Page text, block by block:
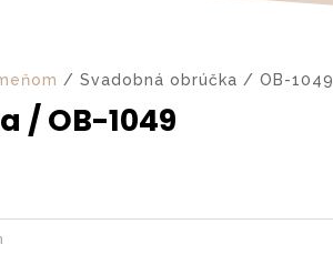
/ Svadobná obrúčka / OB-1049
/ OB-1049